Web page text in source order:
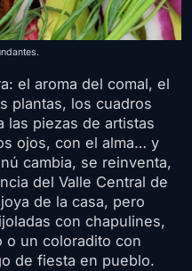
el aroma del comal, el
plantas, los cuadros
las piezas de artistas
ojos, con el alma… y
cambia, se reinventa,
del Valle Central de
de la casa, pero
con chapulines,
o un coloradito con
de fiesta en pueblo.